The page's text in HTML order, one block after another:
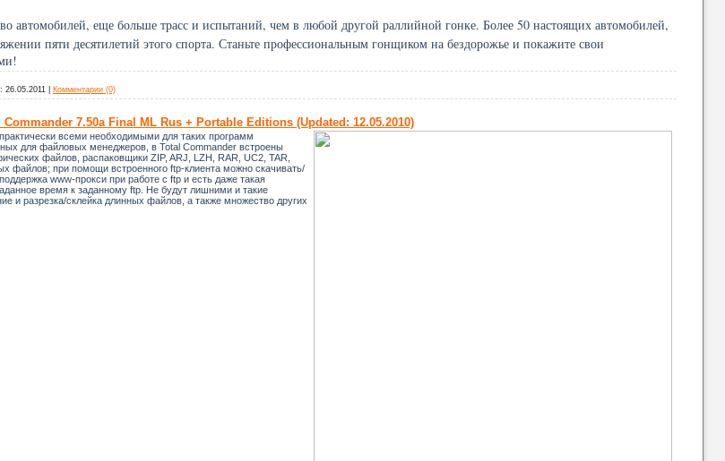
автомобилей, еще больше трасс и испытаний, чем в любой другой раллийной гонке. Более 50 настоящих автомобилей,
пяти десятилетий этого спорта. Станьте профессиональным гонщиком на бездорожье и покажите свои
26.05.2011 Комментарии (0)
7.50а Final ML Rus + Portable Editions (Updated: 12.05.2010)
всеми необходимыми для таких программ
для файловых менеджеров, в Total Commander встроены
файлов, распаковщики ZIP, ARJ, LZH, RAR, UC2, TAR,
файлов; при помощи встроенного ftp-клиента можно скачивать/
www-прокси при работе с ftp и есть даже такая
время к заданному ftp. Не будут лишними и такие
и разрезка/склейка длинных файлов, а также множество других